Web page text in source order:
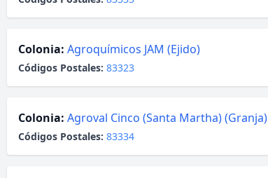
Colonia: Agroquímicos JAM (Ejido)
Códigos Postales: 83323
Colonia: Agroval Cinco (Santa Martha) (Granja)
Códigos Postales: 83334